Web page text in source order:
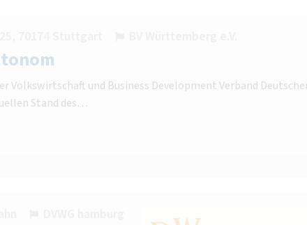
Volkswirtschaft und Business Development Verband
Stand des…